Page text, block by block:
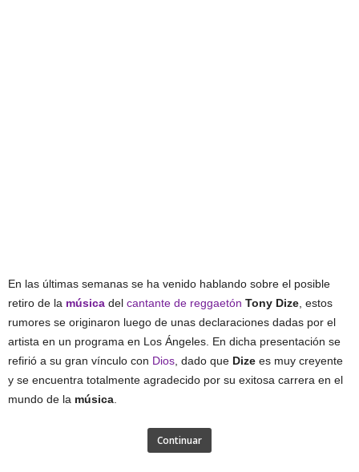
En las últimas semanas se ha venido hablando sobre el posible
retiro de la música del cantante de reggaetón Tony Dize, estos
rumores se originaron luego de unas declaraciones dadas por el
artista en un programa en Los Ángeles. En dicha presentación se
refirió a su gran vínculo con Dios, dado que Dize es muy creyente
y se encuentra totalmente agradecido por su exitosa carrera en el
mundo de la música.
Continuar